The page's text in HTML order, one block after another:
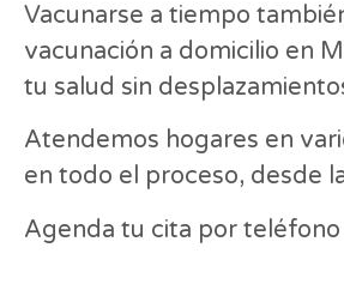
Vacunarse a tiempo
vacunación a domicilio en
tu salud sin
Atendemos hogares en
en todo el proceso, desde
Agenda tu cita por teléfono